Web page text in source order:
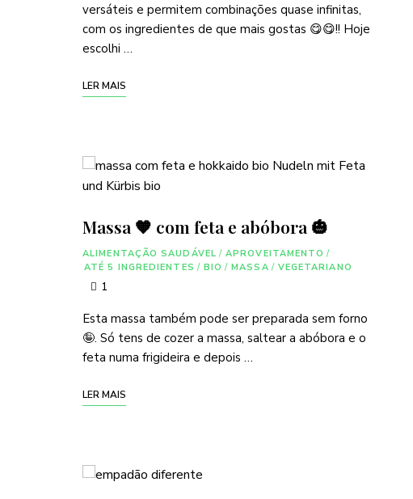
versáteis e permitem combinações quase infinitas,
com os ingredientes de que mais gostas 😋😋!! Hoje
escolhi …
LER MAIS
Massa 🧡 com feta e abóbora 🎃
ALIMENTAÇÃO SAUDÁVEL / APROVEITAMENTO /
ATÉ 5 INGREDIENTES / BIO / MASSA / VEGETARIANO
1
Esta massa também pode ser preparada sem forno
🤪. Só tens de cozer a massa, saltear a abóbora e o
feta numa frigideira e depois …
LER MAIS